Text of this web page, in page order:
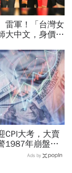
雷軍！「台灣女
大中文，身價飆
助千萬推廣道教
CPI大考，大賣
1987年崩盤恐
彈藥告急，限時
Ads by